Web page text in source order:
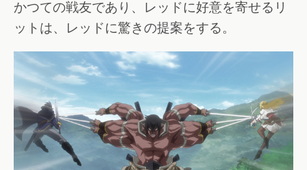
かつての戦友であり、レッドに好意を寄せるリ
ットは、レッドに驚きの提案をする。